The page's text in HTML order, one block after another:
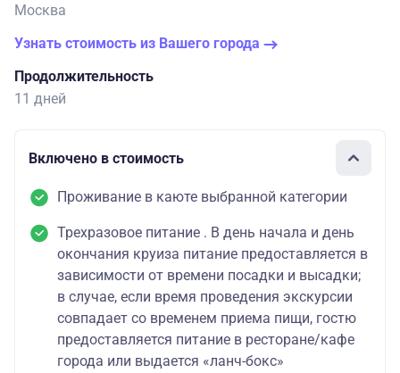
Москва
Узнать стоимость из Вашего города
Продолжительность
11 дней
Включено в стоимость
Проживание в каюте выбранной категории
Трехразовое питание . В день начала и день
окончания круиза питание предоставляется в
зависимости от времени посадки и высадки;
в случае, если время проведения экскурсии
совпадает со временем приема пищи, гостю
предоставляется питание в ресторане/кафе
города или выдается «ланч-бокс»